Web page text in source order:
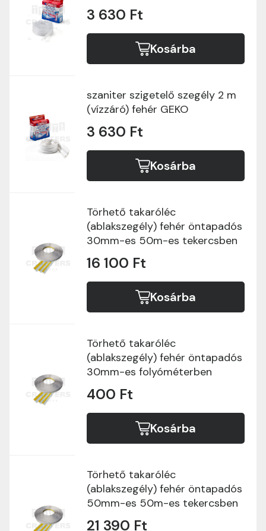
3 630 Ft
Kosárba
szaniter szigetelő szegély 2 m
(vízzáró) fehér GEKO
3 630 Ft
Kosárba
Törhető takaróléc
(ablakszegély) fehér öntapadós
30mm-es 50m-es tekercsben
16 100 Ft
Kosárba
Törhető takaróléc
(ablakszegély) fehér öntapadós
30mm-es folyóméterben
400 Ft
Kosárba
Törhető takaróléc
(ablakszegély) fehér öntapadós
50mm-es 50m-es tekercsben
21 390 Ft